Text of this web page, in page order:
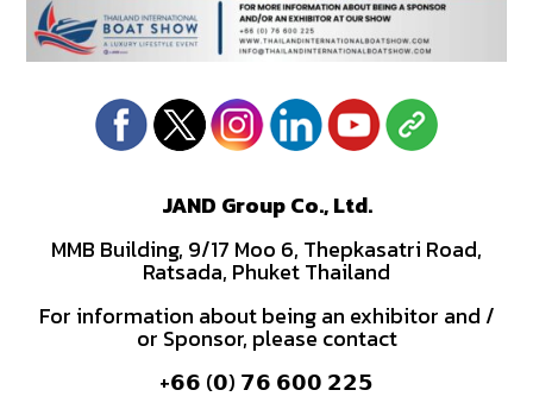
JAND Group Co., Ltd.
MMB Building, 9/17 Moo 6, Thepkasatri Road,
Ratsada, Phuket Thailand
For information about being an exhibitor and /
or Sponsor, please contact
+𝟲𝟲 (𝟬) 𝟳𝟲 𝟲𝟬𝟬 𝟮𝟮𝟱